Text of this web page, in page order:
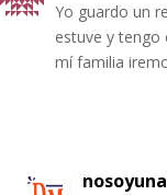
Yo guardo un
estuve y tengo
mí familia